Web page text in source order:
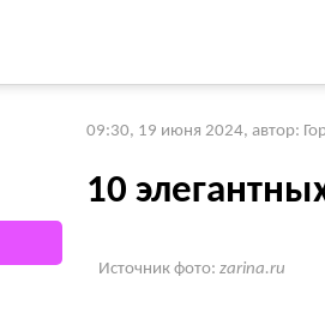
09:30, 19 июня 2024, автор:
10
Источник фото: zarina.ru